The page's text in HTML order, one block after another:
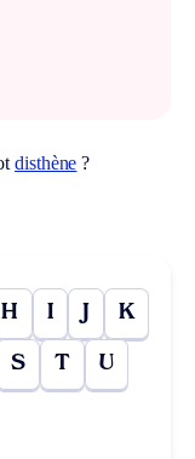
disthène ?
H I J K
S T U